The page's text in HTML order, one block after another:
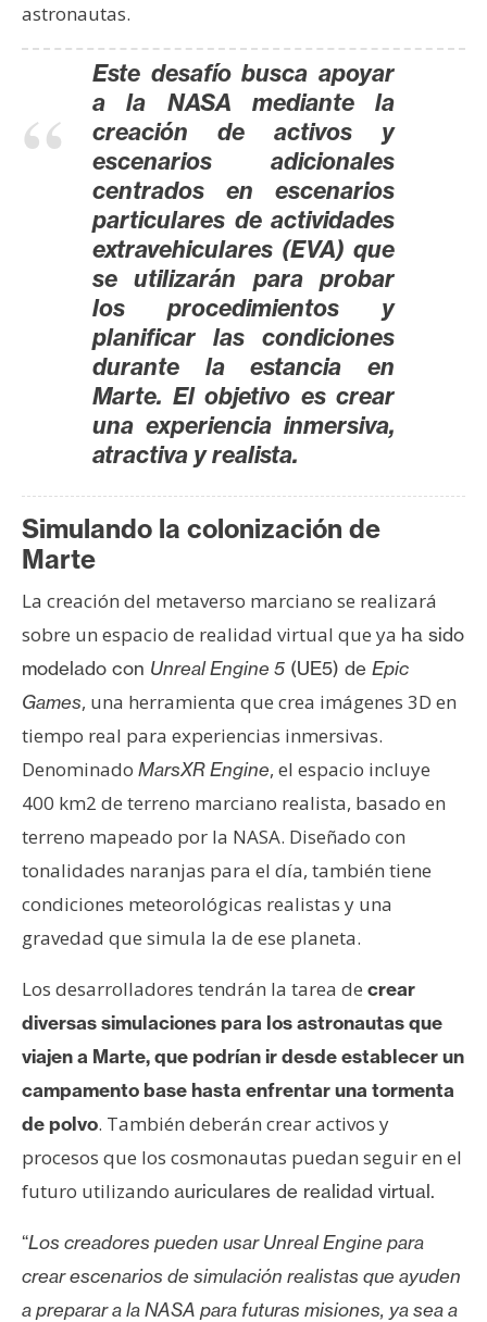
a
s
P
T
m
R
e
u
r
s
o
C
t
a
c
o
y
u
b
l
i
d
d
astronautas.
Este desafío busca apoyar
a la NASA mediante la
creación de activos y
escenarios adicionales
centrados en escenarios
particulares de actividades
extravehiculares (EVA) que
se utilizarán para probar
los procedimientos y
planificar las condiciones
durante la estancia en
Marte. El objetivo es crear
una experiencia inmersiva,
atractiva y realista.
Simulando la colonización de
Marte
La creación del metaverso marciano se realizará
sobre un espacio de realidad virtual que ya ha sido
modelado con Unreal Engine 5 (UE5) de Epic
Games, una herramienta que crea imágenes 3D en
tiempo real para experiencias inmersivas.
Denominado MarsXR Engine, el espacio incluye
400 km2 de terreno marciano realista, basado en
terreno mapeado por la NASA. Diseñado con
tonalidades naranjas para el día, también tiene
condiciones meteorológicas realistas y una
gravedad que simula la de ese planeta.
Los desarrolladores tendrán la tarea de crear
diversas simulaciones para los astronautas que
viajen a Marte, que podrían ir desde establecer un
campamento base hasta enfrentar una tormenta
de polvo. También deberán crear activos y
procesos que los cosmonautas puedan seguir en el
futuro utilizando auriculares de realidad virtual.
“Los creadores pueden usar Unreal Engine para
crear escenarios de simulación realistas que ayuden
a preparar a la NASA para futuras misiones, ya sea a